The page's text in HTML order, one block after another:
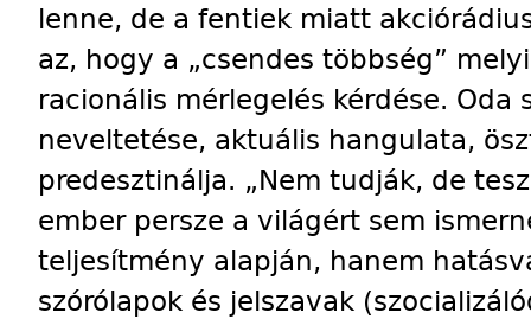
lenne, de a fentiek miatt
az, hogy a „csendes többség”
racionális mérlegelés kérdése. Oda
neveltetése, aktuális hangulata,
predesztinálja. „Nem tudják, de
ember persze a világért sem
teljesítmény alapján, hanem
szórólapok és jelszavak